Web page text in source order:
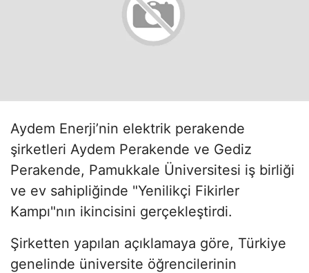
Aydem Enerji’nin elektrik perakende
şirketleri Aydem Perakende ve Gediz
Perakende, Pamukkale Üniversitesi iş birliği
ve ev sahipliğinde "Yenilikçi Fikirler
Kampı"nın ikincisini gerçekleştirdi.
Şirketten yapılan açıklamaya göre, Türkiye
genelinde üniversite öğrencilerinin